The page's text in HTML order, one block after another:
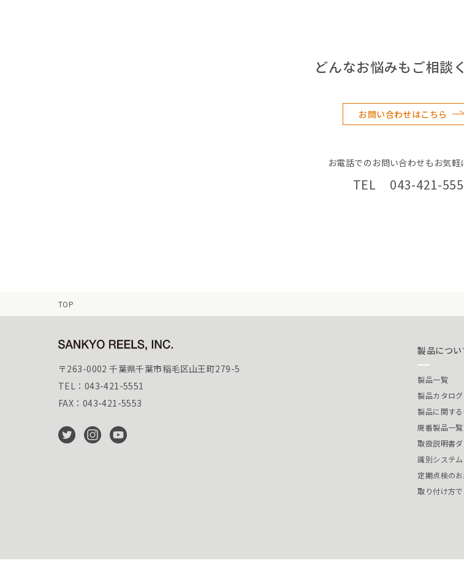
どんなお悩みもご相談
お問い合わせはこちら
お電話でのお問い合わせもお気軽
TEL 043-421-
TOP
〒263-0002 千葉県千葉市稲毛区山王町279-5
TEL：043-421-5551
FAX：043-421-5553
製品につい
製品一覧
製品カタログ
製品に関す
廃番製品一覧
取扱説明書
識別システム
定期点検の
取り付け方